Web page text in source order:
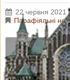
22 червня 2021
Парафіяльні